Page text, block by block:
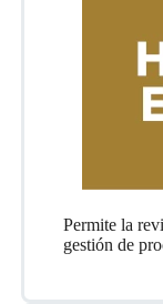
Permite la
gestión de